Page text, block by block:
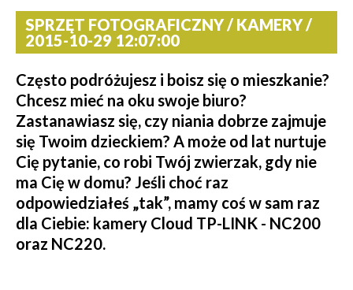
SPRZĘT FOTOGRAFICZNY / KAMERY /
2015-10-29 12:07:00
Często podróżujesz i boisz się o mieszkanie?
Chcesz mieć na oku swoje biuro?
Zastanawiasz się, czy niania dobrze zajmuje
się Twoim dzieckiem? A może od lat nurtuje
Cię pytanie, co robi Twój zwierzak, gdy nie
ma Cię w domu? Jeśli choć raz
odpowiedziałeś „tak”, mamy coś w sam raz
dla Ciebie: kamery Cloud TP-LINK - NC200
oraz NC220.